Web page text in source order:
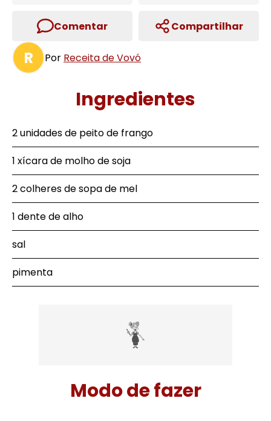
Comentar Compartilhar
R Por Receita de Vovó
Ingredientes
2 unidades de peito de frango
1 xícara de molho de soja
2 colheres de sopa de mel
1 dente de alho
sal
pimenta
Modo de fazer